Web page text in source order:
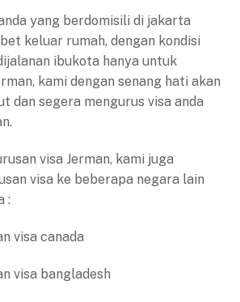
yang berdomisili di jakarta
keluar rumah, dengan kondisi
ibukota hanya untuk
kami dengan senang hati akan
dan segera mengurus visa anda
visa Jerman, kami juga
visa ke beberapa negara lain
:
visa canada
visa bangladesh